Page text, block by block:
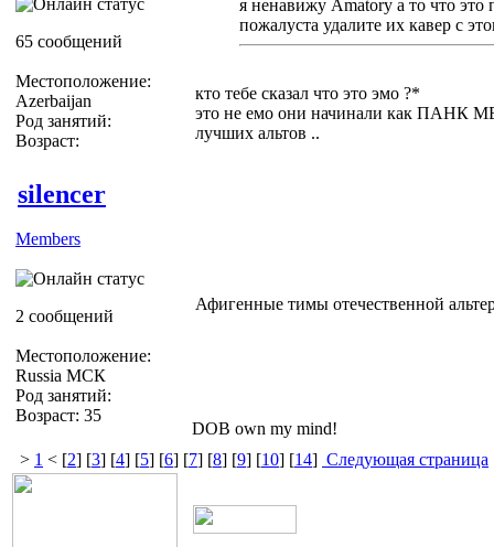
65 сообщений
Местоположение:
Azerbaijan
Род занятий:
Возраст:
я ненавижу Amatory а то что это
пожалуста удалите их кавер с
кто тебе сказал что это эмо ?*
это не емо они начинали как ПАНК
лучших альтов ..
silencer
Members
2 сообщений
Местоположение:
Russia МСК
Род занятий:
Возраст: 35
Афигенные тимы отечественной
DOB own my mind!
> 1 < [2] [3] [4] [5] [6] [7] [8] [9] [10] [14] Следующая страница